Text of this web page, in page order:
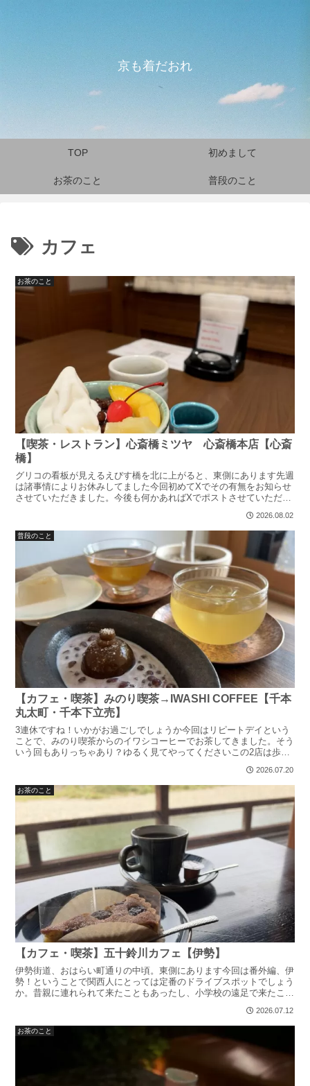
京も着だおれ
TOP 初めまして
お茶のこと 普段のこと
カフェ
お茶のこと
【喫茶・レストラン】心斎橋ミツヤ 心斎橋本店【心斎
橋】
グリコの看板が見えるえびす橋を北に上がると、東側にあります先週
は諸事情によりお休みしてました今回初めてXでその有無をお知らせ
させていただきました。今後も何かあればXでポストさせていただき
2026.08.02
普段のこと
【カフェ・喫茶】みのり喫茶→IWASHI COFFEE【千本
丸太町・千本下立売】
3連休ですね！いかがお過ごしでしょうか今回はリピートデイという
ことで、みのり喫茶からのイワシコーヒーでお茶してきました。そう
いう回もありっちゃあり？ゆるく見てやってくださいこの2店は歩い
2026.07.20
お茶のこと
【カフェ・喫茶】五十鈴川カフェ【伊勢】
伊勢街道、おはらい町通りの中頃。東側にあります今回は番外編、伊
勢！ということで関西人にとっては定番のドライブスポットでしょう
か。昔親に連れられて来たこともあったし、小学校の遠足で来たこと
2026.07.12
お茶のこと